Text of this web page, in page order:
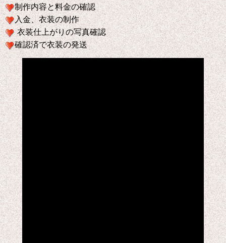
制作内容と料金の確認
入金、衣装の制作
衣装仕上がりの写真確認
確認済で衣装の発送